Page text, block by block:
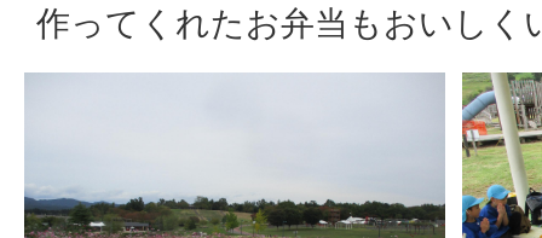
作ってくれたお弁当もおいしく